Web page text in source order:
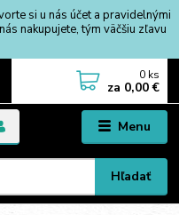
si u nás účet a pravidelnými
nakupujete, tým väčšiu zľavu
Menu
Hľadať
0 ks
za 0,00 €